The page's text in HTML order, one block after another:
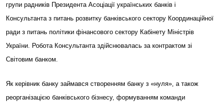
групи радників Президента Асоціації українських банків і
Консультанта з питань розвитку банківського сектору Координаційної
ради з питань політики фінансового сектору Кабінету Міністрів
України. Робота Консультанта здійснювалась за контрактом зі
Світовим банком.
Як керівник банку займався створенням банку з «нуля», а також
реорганізацією банківського бізнесу, формуванням команди